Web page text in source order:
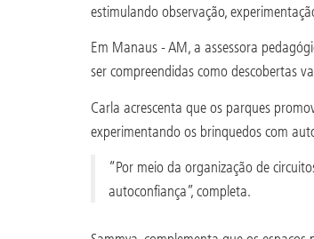
estimulando observação,
Em Manaus - AM, a assessora
ser compreendidas como descobertas
Carla acrescenta que os parques
experimentando os brinquedos com
“Por meio da organização de
autoconfiança”, completa.